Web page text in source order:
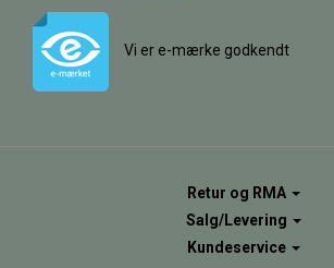
Vi er e-mærke godkendt
Retur og RMA
Salg/Levering
Kundeservice